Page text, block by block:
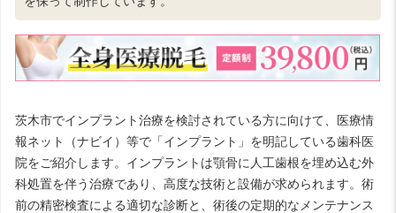
茨木市でインプラント治療を検討されている方に向けて、医療情
報ネット（ナビイ）等で「インプラント」を明記している歯科医
院をご紹介します。インプラントは顎骨に人工歯根を埋め込む外
科処置を伴う治療であり、高度な技術と設備が求められます。術
前の精密検査による適切な診断と、術後の定期的なメンテナンス